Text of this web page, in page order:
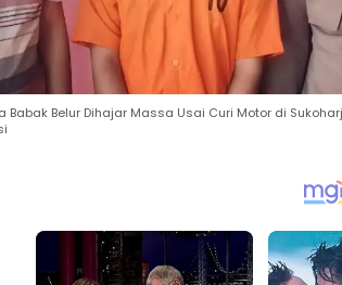
Belur Dihajar Massa Usai Curi Motor di